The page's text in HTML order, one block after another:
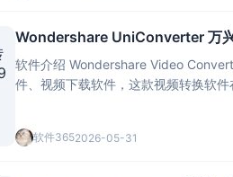
Wondershare UniConverter 万
软件介绍 Wondershare Video
软件3652026-05-31